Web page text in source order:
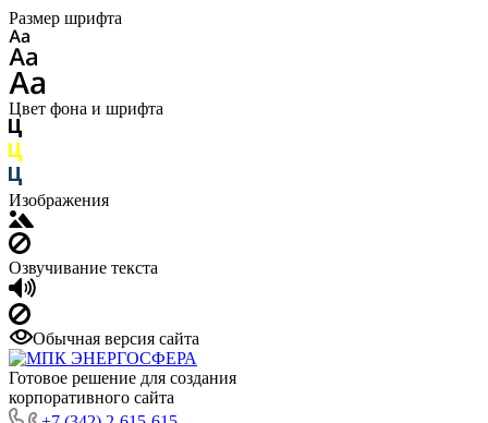
Размер шрифта
Цвет фона и шрифта
Изображения
Озвучивание текста
Обычная версия сайта
Готовое решение для создания
корпоративного сайта